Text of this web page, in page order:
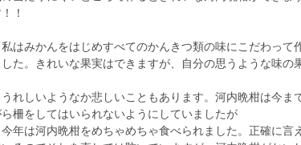
！
はみかんをはじめすべてのかんきつ類の味にこだわって
した。きれいな果実はできますが、自分の思うような味の
れしいようなか悲しいこともあります。河内晩柑は今ま
柵をしてはいられないようにしていましたが
今年は河内晩柑をめちゃめちゃ食べられました。正確に